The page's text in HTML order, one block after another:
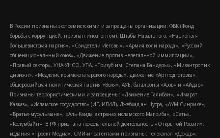
В России признаны экстремистскими и запрещены организации: ФБК (Фонд
борьбы с коррупцией, признан иноагентом), Штабы Навального, «Национал-
большевистская партия», «Свидетели Иеговы», «Армия воли народа», «Русский
общенациональный союз», «Движение против нелегальной иммиграции»,
«Правый сектор», УНА-УНСО, УПА, «Тризуб им. Степана Бандеры», «Мизантропик
дивижн», «Меджлис крымскотатарского народа», движение «Артподготовка»,
общероссийская политическая партия «Воля», АУЕ, батальоны «Азов» и «Айдар».
Признаны террористическими и запрещены: «Движение Талибан», «Имарат
Кавказ», «Исламское государство» (ИГ, ИГИЛ), Джебхад-ан-Нусра, «АУМ Синрике»,
«Братья-мусульмане», «Аль-Каида в странах исламского Магриба», «Сеть»,
«Колумбайн». В РФ признана нежелательной деятельность «Открытой России»,
издания «Проект Медиа». СМИ-иноагентами признаны: телеканал «Дождь»,